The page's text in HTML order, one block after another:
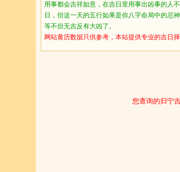
用事都会吉祥如意，在吉日里用事出凶事的人
日，但这一天的五行如果是你八字命局中的忌
等不但无吉反有大凶了。
网站黄历数据只供参考，本站提供专业的吉日择
您查询的归宁